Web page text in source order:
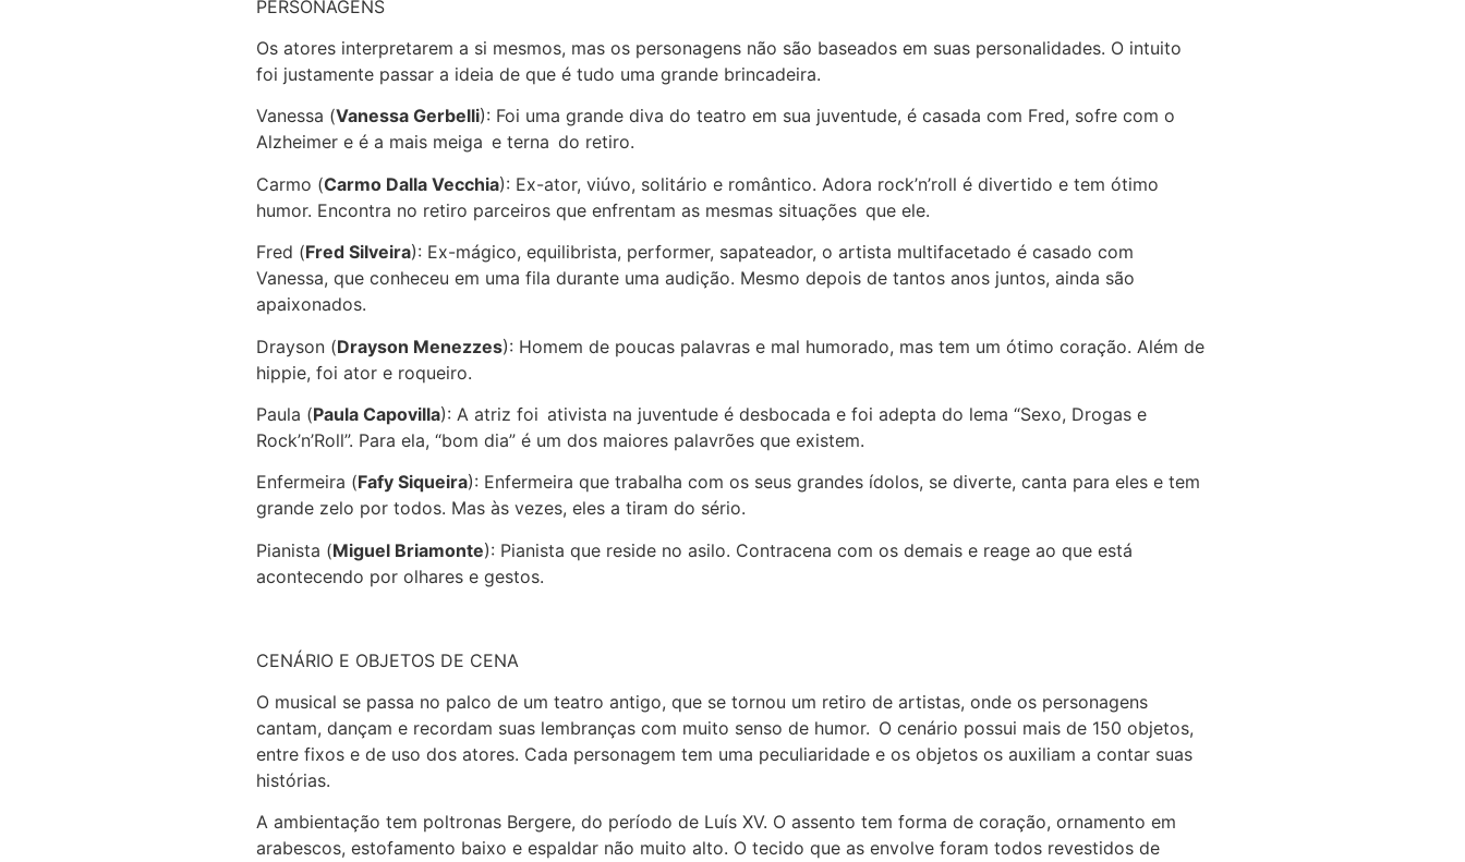
PERSONAGENS
Os atores interpretarem a si mesmos, mas os personagens não são baseados em suas personalidades. O intuito
foi justamente passar a ideia de que é tudo uma grande brincadeira.
Vanessa (Vanessa Gerbelli): Foi uma grande diva do teatro em sua juventude, é casada com Fred, sofre com o
Alzheimer e é a mais meiga e terna do retiro.
Carmo (Carmo Dalla Vecchia): Ex-ator, viúvo, solitário e romântico. Adora rock’n’roll é divertido e tem ótimo
humor. Encontra no retiro parceiros que enfrentam as mesmas situações que ele.
Fred (Fred Silveira): Ex-mágico, equilibrista, performer, sapateador, o artista multifacetado é casado com
Vanessa, que conheceu em uma fila durante uma audição. Mesmo depois de tantos anos juntos, ainda são
apaixonados.
Drayson (Drayson Menezzes): Homem de poucas palavras e mal humorado, mas tem um ótimo coração. Além de
hippie, foi ator e roqueiro.
Paula (Paula Capovilla): A atriz foi ativista na juventude é desbocada e foi adepta do lema “Sexo, Drogas e
Rock’n’Roll”. Para ela, “bom dia” é um dos maiores palavrões que existem.
Enfermeira (Fafy Siqueira): Enfermeira que trabalha com os seus grandes ídolos, se diverte, canta para eles e tem
grande zelo por todos. Mas às vezes, eles a tiram do sério.
Pianista (Miguel Briamonte): Pianista que reside no asilo. Contracena com os demais e reage ao que está
acontecendo por olhares e gestos.
CENÁRIO E OBJETOS DE CENA
O musical se passa no palco de um teatro antigo, que se tornou um retiro de artistas, onde os personagens
cantam, dançam e recordam suas lembranças com muito senso de humor. O cenário possui mais de 150 objetos,
entre fixos e de uso dos atores. Cada personagem tem uma peculiaridade e os objetos os auxiliam a contar suas
histórias.
A ambientação tem poltronas Bergere, do período de Luís XV. O assento tem forma de coração, ornamento em
arabescos, estofamento baixo e espaldar não muito alto. O tecido que as envolve foram todos revestidos de